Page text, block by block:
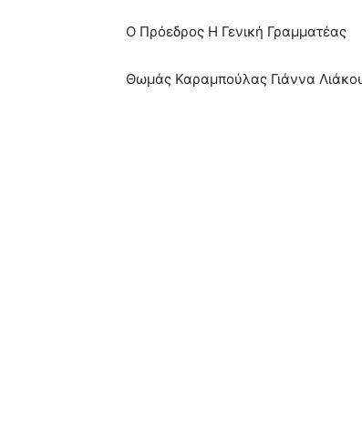
Ο Πρόεδρος Η Γενική Γραμματέας
Θωμάς Καραμπούλας Γιάννα